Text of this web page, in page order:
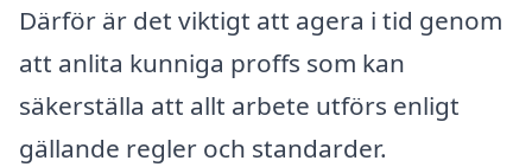
Därför är det viktigt att agera i tid genom
att anlita kunniga proffs som kan
säkerställa att allt arbete utförs enligt
gällande regler och standarder.